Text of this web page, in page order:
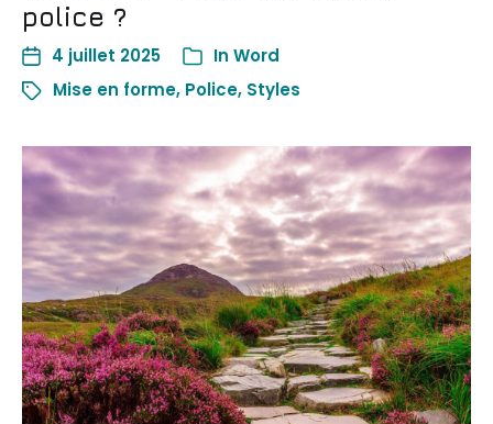
police ?
4 juillet 2025 In Word
Mise en forme, Police, Styles